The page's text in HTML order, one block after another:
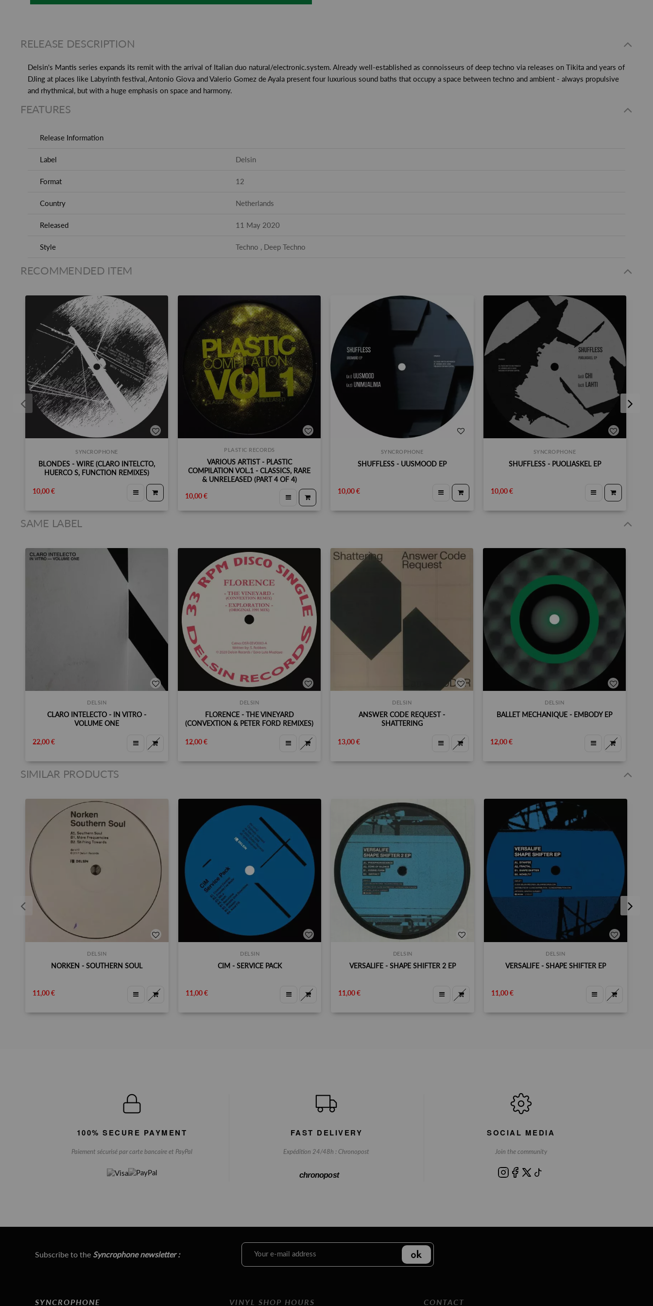
RELEASE DESCRIPTION
Delsin's Mantis series expands its remit with the arrival of Italian duo natural/electronic.system. Already well-established as connoisseurs of deep techno via releases on Tikita and years of
DJing at places like Labyrinth festival, Antonio Giova and Valerio Gomez de Ayala present four luxurious sound baths that occupy a space between techno and ambient - always propulsive
and rhythmical, but with a huge emphasis on space and harmony.
FEATURES
Release Information
Label Delsin
Format 12
Country Netherlands
Released 11 May 2020
Style Techno , Deep Techno
RECOMMENDED ITEM
SYNCROPHONE
BLONDES - WIRE (CLARO INTELCTO,
HUERCO S, FUNCTION REMIXES)
10,00 €
PLASTIC RECORDS
VARIOUS ARTIST - PLASTIC
COMPILATION VOL.1 - CLASSICS, RARE
& UNRELEASED (PART 4 OF 4)
10,00 €
SYNCROPHONE
SHUFFLESS - UUSMOOD EP
10,00 €
SYNCROPHONE
SHUFFLESS - PUOLIASKEL EP
10,00 €
SAME LABEL
DELSIN
CLARO INTELECTO - IN VITRO -
VOLUME ONE
22,00 €
DELSIN
FLORENCE - THE VINEYARD
(CONVEXTION & PETER FORD REMIXES)
12,00 €
DELSIN
ANSWER CODE REQUEST -
SHATTERING
13,00 €
DELSIN
BALLET MECHANIQUE - EMBODY EP
12,00 €
SIMILAR PRODUCTS
DELSIN
NORKEN - SOUTHERN SOUL
11,00 €
DELSIN
CIM - SERVICE PACK
11,00 €
DELSIN
VERSALIFE - SHAPE SHIFTER 2 EP
11,00 €
DELSIN
VERSALIFE - SHAPE SHIFTER EP
11,00 €
100% SECURE PAYMENT
Paiement sécurisé par carte bancaire et PayPal
FAST DELIVERY
Expédition 24/48h : Chronopost
chronopost
SOCIAL MEDIA
Join the community
Subscribe to the Syncrophone newsletter :
SYNCROPHONE VINYL SHOP HOURS CONTACT